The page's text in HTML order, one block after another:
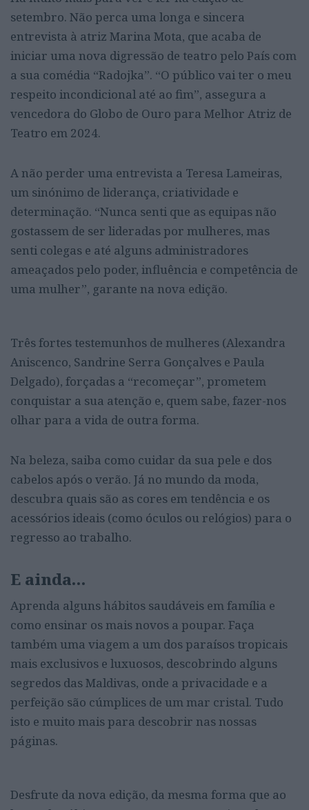
setembro. Não perca uma longa e sincera
entrevista à atriz Marina Mota, que acaba de
iniciar uma nova digressão de teatro pelo País com
a sua comédia “Radojka”. “O público vai ter o meu
respeito incondicional até ao fim”, assegura a
vencedora do Globo de Ouro para Melhor Atriz de
Teatro em 2024.
A não perder uma entrevista a Teresa Lameiras,
um sinónimo de liderança, criatividade e
determinação. “Nunca senti que as equipas não
gostassem de ser lideradas por mulheres, mas
senti colegas e até alguns administradores
ameaçados pelo poder, influência e competência de
uma mulher”, garante na nova edição.
Três fortes testemunhos de mulheres (Alexandra
Aniscenco, Sandrine Serra Gonçalves e Paula
Delgado), forçadas a “recomeçar”, prometem
conquistar a sua atenção e, quem sabe, fazer-nos
olhar para a vida de outra forma.
Na beleza, saiba como cuidar da sua pele e dos
cabelos após o verão. Já no mundo da moda,
descubra quais são as cores em tendência e os
acessórios ideais (como óculos ou relógios) para o
regresso ao trabalho.
E ainda…
Aprenda alguns hábitos saudáveis em família e
como ensinar os mais novos a poupar. Faça
também uma viagem a um dos paraísos tropicais
mais exclusivos e luxuosos, descobrindo alguns
segredos das Maldivas, onde a privacidade e a
perfeição são cúmplices de um mar cristal. Tudo
isto e muito mais para descobrir nas nossas
páginas.
Desfrute da nova edição, da mesma forma que ao